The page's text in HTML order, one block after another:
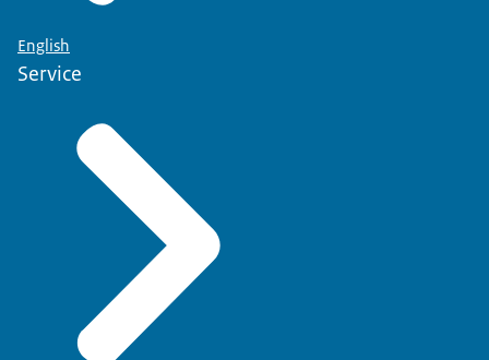
English
Service